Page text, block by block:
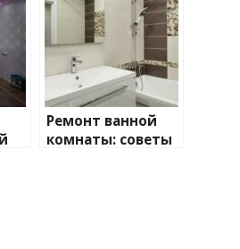
Ремонт ванной
комнаты: советы